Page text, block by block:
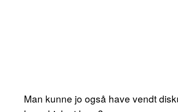
Man kunne jo også have vendt